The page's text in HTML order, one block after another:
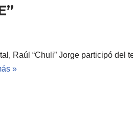
Raúl “Chuli” Jorge participó
»